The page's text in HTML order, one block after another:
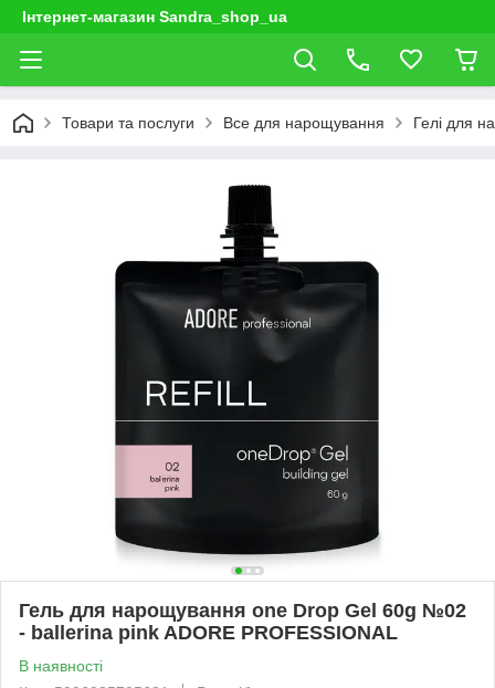
Інтернет-магазин Sandra_shop_ua
Товари та послуги Все для нарощування Гелі для
Гель для нарощування one Drop Gel 60g №02
- ballerina pink ADORE PROFESSIONAL
В наявності